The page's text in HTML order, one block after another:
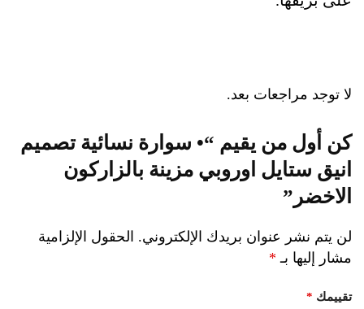
لا توجد مراجعات بعد.
كن أول من يقيم “• سوارة نسائية تصميم
انيق ستايل اوروبي مزينة بالزاركون
الاخضر”
لن يتم نشر عنوان بريدك الإلكتروني. الحقول الإلزامية
مشار إليها بـ *
تقييمك *